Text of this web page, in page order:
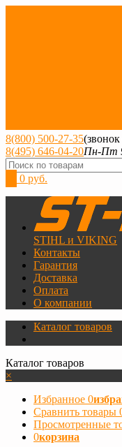
8(800) 500-27-35
8(495) 646-04-20Пн-Пт
0 руб.
STIHL и VIKING
Контакты
Гарантия
Доставка
Оплата
О компании
Каталог товаров
Каталог товаров
×
Избранное 0
Сравнить товары
Просмотренные
0корзина